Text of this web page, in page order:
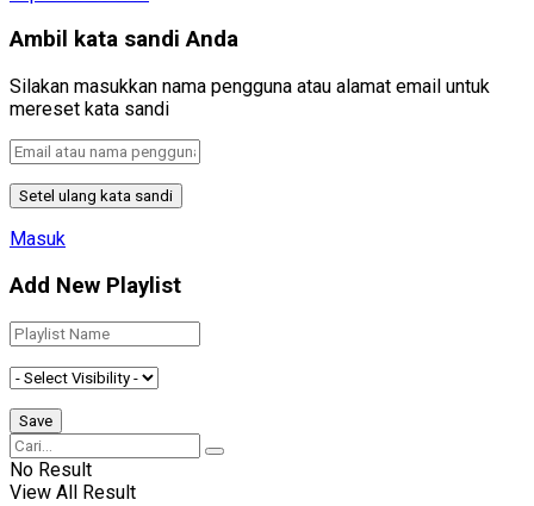
Ambil kata sandi Anda
Silakan masukkan nama pengguna atau alamat email untuk
mereset kata sandi
Masuk
Add New Playlist
No Result
View All Result